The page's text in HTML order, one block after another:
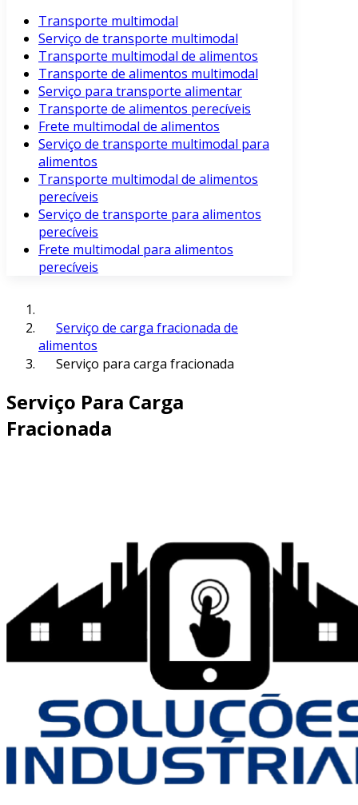
Transporte multimodal
Serviço de transporte multimodal
Transporte multimodal de alimentos
Transporte de alimentos multimodal
Serviço para transporte alimentar
Transporte de alimentos perecíveis
Frete multimodal de alimentos
Serviço de transporte multimodal para
alimentos
Transporte multimodal de alimentos
perecíveis
Serviço de transporte para alimentos
perecíveis
Frete multimodal para alimentos
perecíveis
Serviço de carga fracionada de
alimentos
Serviço para carga fracionada
Serviço Para Carga
Fracionada